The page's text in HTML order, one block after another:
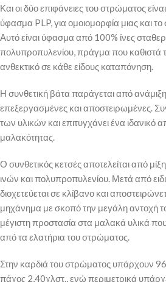
Και οι δύο επιφάνειες του στρώματος
ύφασμα PLP, για ομοιομορφία μιας και
Αυτό είναι ύφασμα από 100% ίνες
πολυπροπυλενίου, πράγμα που καθιστά
ανθεκτικό σε κάθε είδους καταπόνηση.
Η συνθετική βάτα παράγεται από
επεξεργασμένες και αποστειρωμένες.
των υλικών και επιτυγχάνει ένα ιδανικό
μαλακότητας.
Ο συνθετικός κετσές αποτελείται από
ινών και πολυπροπυλενίου. Μετά από
διοχετεύεται σε κλίβανο και
μηχάνημα με σκοπό την μεγάλη αντοχή
μέγιστη προστασία στα μαλακά υλικά
από τα ελατήρια του στρώματος.
Στην καρδιά του στρώματος υπάρχουν
πάχος 2,40χλστ., ενώ περιμετρικά